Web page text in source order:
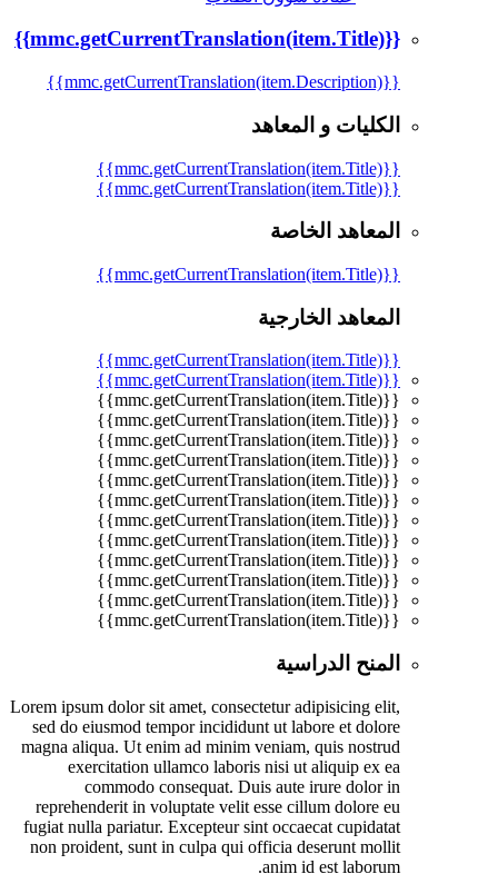
{{mmc.getCurrentTranslation(item.Title)}}
{{mmc.getCurrentTranslation(item.Description)}}
الكليات و المعاهد
{{mmc.getCurrentTranslation(item.Title)}}
{{mmc.getCurrentTranslation(item.Title)}}
المعاهد الخاصة
{{mmc.getCurrentTranslation(item.Title)}}
المعاهد الخارجية
{{mmc.getCurrentTranslation(item.Title)}}
{{mmc.getCurrentTranslation(item.Title)}}
{{mmc.getCurrentTranslation(item.Title)}}
{{mmc.getCurrentTranslation(item.Title)}}
{{mmc.getCurrentTranslation(item.Title)}}
{{mmc.getCurrentTranslation(item.Title)}}
{{mmc.getCurrentTranslation(item.Title)}}
{{mmc.getCurrentTranslation(item.Title)}}
{{mmc.getCurrentTranslation(item.Title)}}
{{mmc.getCurrentTranslation(item.Title)}}
{{mmc.getCurrentTranslation(item.Title)}}
{{mmc.getCurrentTranslation(item.Title)}}
{{mmc.getCurrentTranslation(item.Title)}}
{{mmc.getCurrentTranslation(item.Title)}}
المنح الدراسية
Lorem ipsum dolor sit amet, consectetur adipisicing elit,
sed do eiusmod tempor incididunt ut labore et dolore
magna aliqua. Ut enim ad minim veniam, quis nostrud
exercitation ullamco laboris nisi ut aliquip ex ea
commodo consequat. Duis aute irure dolor in
reprehenderit in voluptate velit esse cillum dolore eu
fugiat nulla pariatur. Excepteur sint occaecat cupidatat
non proident, sunt in culpa qui officia deserunt mollit
anim id est laborum.